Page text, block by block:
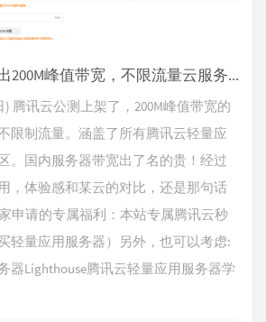
震惊！腾讯云推出200M峰值带宽，不限流量云服务器
) 腾讯云公测上架了，200M峰值带宽的
限制流量。涵盖了所有腾讯云轻量应
。国内服务器带宽出了名的贵！经过
，体验感和某云的对比，还是那句话
申请的专属福利：本站专属腾讯云秒
轻量应用服务器）另外，也可以考虑:
器Lighthouse腾讯云轻量应用服务器学